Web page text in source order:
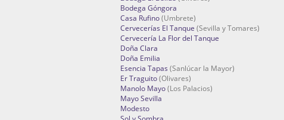
Bodega Góngora
Casa Rufino(Umbrete)
Cervecerías El Tanque (Sevilla y Tomares)
Cervecería La Flor del Tanque
Doña Clara
Doña Emilia
Esencia Tapas (Sanlúcar la Mayor)
Er Traguito(Olivares)
Manolo Mayo(Los Palacios)
Mayo Sevilla
Modesto